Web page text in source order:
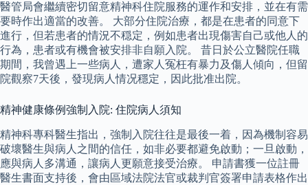
醫管局會繼續密切留意精神科住院服務的運作和安排，並在有需
要時作出適當的改善。 大部分住院治療，都是在患者的同意下
進行，但若患者的情況不穏定，例如患者出現傷害自己或他人的
行為，患者或有機會被安排非自願入院。 昔日於公立醫院任職
期間，我曾遇上一些病人，遭家人冤枉有暴力及傷人傾向，但留
院觀察7天後，發現病人情况穩定，因此批准出院。
精神健康條例強制入院: 住院病人須知
精神科專科醫生指出，強制入院往往是最後一着，因為機制容易
破壞醫生與病人之間的信任，如非必要都避免啟動；一旦啟動，
應與病人多溝通，讓病人更願意接受治療。 申請書獲一位註冊
醫生書面支持後，會由區域法院法官或裁判官簽署申請表格作出